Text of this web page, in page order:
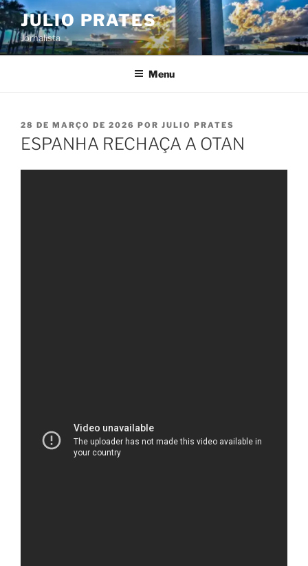
Pular
para
o
conteúdo
JULIO PRATES
Jornalista
Menu
PUBLICADO
EM
28 DE MARÇO DE 2026 POR JULIO PRATES
ESPANHA RECHAÇA A OTAN